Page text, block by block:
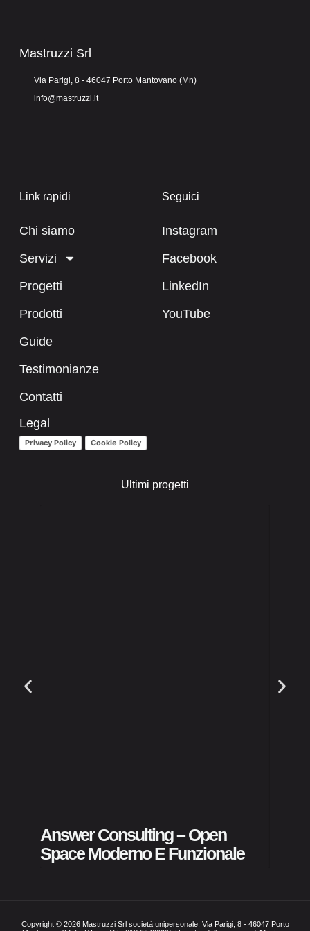
Mastruzzi Srl
Via Parigi, 8 - 46047 Porto Mantovano (Mn)
info@mastruzzi.it
Link rapidi
Chi siamo
Servizi
Progetti
Prodotti
Guide
Testimonianze
Contatti
Legal
Privacy Policy Cookie Policy
Seguici
Instagram
Facebook
LinkedIn
YouTube
Ultimi progetti
Answer Consulting – Open
Space Moderno E Funzionale
Copyright © 2026 Mastruzzi Srl società unipersonale. Via Parigi, 8 - 46047 Porto